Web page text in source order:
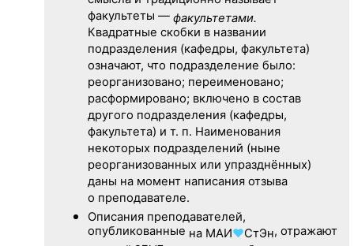
факультеты — факультетами.
Квадратные скобки в названии
подразделения (кафедры, факультета)
означают, что подразделение было:
реорганизовано; переименовано;
расформировано; включено в состав
другого подразделения (кафедры,
факультета) и т. п. Наименования
некоторых подразделений (ныне
реорганизованных или упразднённых)
даны на момент написания отзыва
о преподавателе.
Описания преподавателей,
опубликованные на МАИ♥СтЭн, отражают